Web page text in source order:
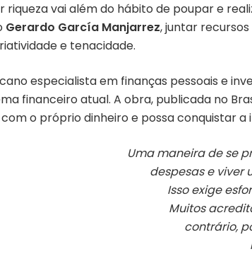
riqueza vai além do hábito de poupar e
Gerardo García Manjarrez, juntar
e tenacidade.
especialista em finanças pessoais e
financeiro atual. A obra, publicada no
o próprio dinheiro e possa conquistar
Uma maneira de se
despesas e viver
Isso exige
Muitos
contrário,